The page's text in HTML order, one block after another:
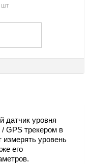
шт
датчик уровня
GPS трекером в
измерять уровень
его